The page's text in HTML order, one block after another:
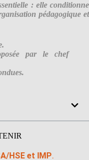
: elle conditionne
pédagogique et
par le chef
HSE et IMP.